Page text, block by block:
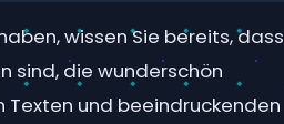
wissen Sie bereits, dass
sind, die wunderschön
und beeindruckenden